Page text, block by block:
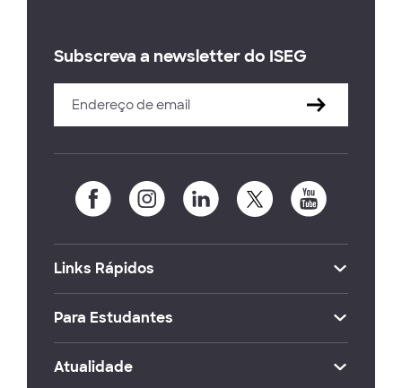
Subscreva a newsletter do ISEG
Links Rápidos
Para Estudantes
Atualidade